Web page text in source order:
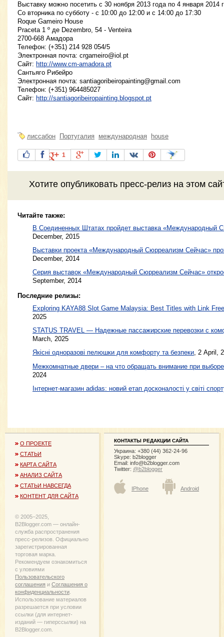
Выставку можно посетить с 30 ноября 2013 года по 4 января 2014
Со вторника по субботу - с 10:00 до 12:00 и с 14:00 до 17:30
Roque Gameiro House
Praceta 1 º де Dezembro, 54 - Venteira
2700-668 Амадора
Телефон: (+351) 214 928 054/5
Электронная почта: crgameiro@iol.pt
Сайт: http://www.cm-amadora.pt
Сантьяго Рибейро
Электронная почта: santiagoribeiropainting@gmail.com
Телефон: (+351) 964485027
Сайт: http://santiagoribeiropainting.blogspot.pt
лиссабон Португалия международная house
1
Хотите опубликовать пресс-релизна этом
Читайте также:
В Соединенных Штатах пройдет выставка «Международный
December, 2015
Выставки проекта «Международный Сюрреализм Сейчас»
December, 2014
Серия выставок «Международный Сюрреализм Сейчас»
September, 2014
Последние релизы:
Exploring KAYA88 Slot Game Malaysia: Best Titles with Link
2025
STATUS TRAVEL — Надежные пассажирские перевозки с
March, 2025
Якісні одноразові пелюшки для комфорту та безпеки, 2 April,
Межкомнатные двери – на что обращать внимание при
2024
Інтернет-магазин adidas: новий етап досконалості у світі
О ПРОЕКТЕ
СТАТЬИ
КАРТА САЙТА
АНАЛИЗ САЙТА
СТАТЬИ НАВСЕГДА
КОНТЕНТ ДЛЯ САЙТА
© 2005−2025,
B2Blogger.com — онлайн-
служба распространения
пресс-релизов. Официально
зарегистрированная
торговая марка.
Рекомендуем ознакомиться
с уловиями
Пользовательского
соглашения и Соглашения о
конфиденциальности
Использование материалов
разрешается при условии
ссылки (для интернет-
изданий — гиперссылки) на
B2Blogger.com.
КОНТАКТЫ РЕДАКЦИИ САЙТА
Украина: +380 (44) 362-24-96
Skype: b2blogger
Email: info@b2blogger.com
Twitter: @b2blogger
IPhone Android